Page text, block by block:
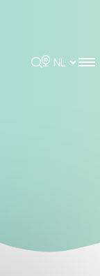
Rechercher
Choisir la